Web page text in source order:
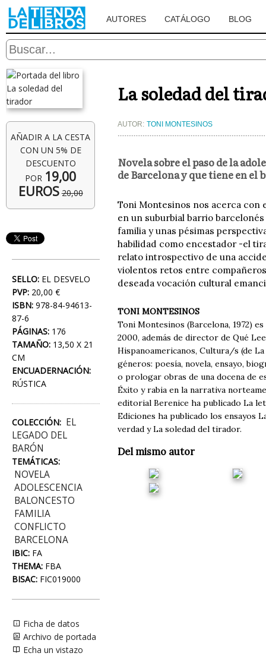
AUTORES CATÁLOGO BLOG
AÑADIR A LA CESTA
CON UN 5% DE
DESCUENTO
POR 19,00
EUROS 20,00
SELLO: EL DESVELO
PVP: 20,00 €
ISBN: 978-84-94613-
87-6
PÁGINAS: 176
TAMAÑO: 13,50 X 21
CM
ENCUADERNACIÓN:
RÚSTICA
COLECCIÓN: EL
LEGADO DEL
BARÓN
TEMÁTICAS:
NOVELA
ADOLESCENCIA
BALONCESTO
FAMILIA
CONFLICTO
BARCELONA
IBIC: FA
THEMA: FBA
BISAC: FIC019000
Ficha de datos
Archivo de portada
Echa un vistazo
La soledad del
AUTOR: TONI MONTESINOS
Novela sobre el paso de la
de Barcelona y que tiene en
Toni Montesinos nos acerca con
en un suburbial barrio
familia y unas pésimas
habilidad como encestador -el
relato introspectivo de una
violentos retos entre
deseada vocación cultural
TONI MONTESINOS
Toni Montesinos (Barcelona, 1972)
2000, además de director de Qué
Hispanoamericanos, Cultura/s (de
géneros: poesía, novela, ensayo,
o prologar obras de una docena de
Éxito y rabia en la narrativa
editorial Berenice ha publicado La
Ediciones ha publicado los ensayos
verdad y La soledad del tirador.
Del mismo autor